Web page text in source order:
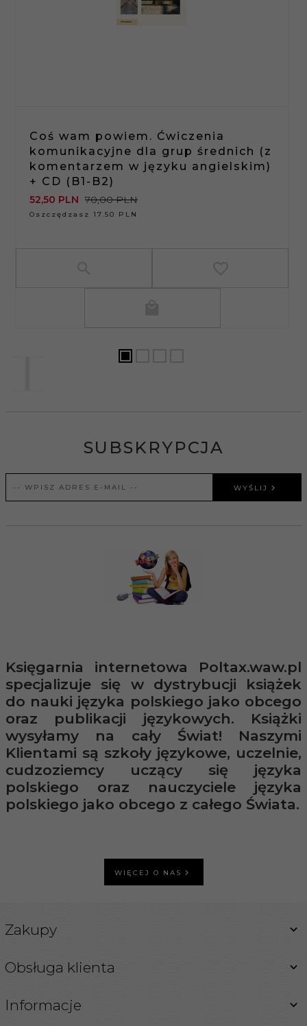
Coś wam powiem. Ćwiczenia
komunikacyjne dla grup średnich (z
komentarzem w języku angielskim)
+ CD (B1-B2)
52,50 PLN 70,00 PLN
Oszczędzasz 17.50 PLN
SUBSKRYPCJA
WYŚLIJ
Księgarnia internetowa Poltax.waw.pl
specjalizuje się w dystrybucji książek
do nauki języka polskiego jako obcego
oraz publikacji językowych. Książki
wysyłamy na cały Świat! Naszymi
Klientami są szkoły językowe, uczelnie,
cudzoziemcy uczący się języka
polskiego oraz nauczyciele języka
polskiego jako obcego z całego Świata.
WIĘCEJ O NAS
Zakupy
Obsługa klienta
Informacje